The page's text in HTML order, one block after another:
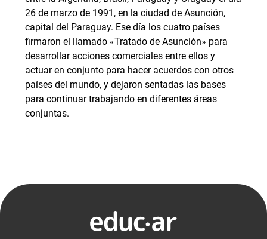
26 de marzo de 1991, en la ciudad de Asunción,
capital del Paraguay. Ese día los cuatro países
firmaron el llamado «Tratado de Asunción» para
desarrollar acciones comerciales entre ellos y
actuar en conjunto para hacer acuerdos con otros
países del mundo, y dejaron sentadas las bases
para continuar trabajando en diferentes áreas
conjuntas.